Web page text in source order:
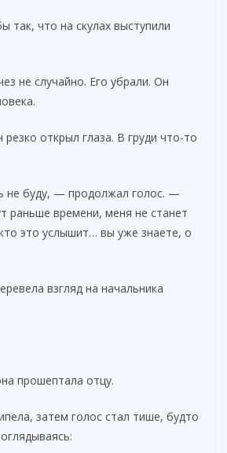
так, что на скулах выступили
не случайно. Его убрали. Он
открыл глаза. В груди что-то
не буду, — продолжал голос. —
раньше времени, меня не станет
это услышит… вы уже знаете, о
взгляд на начальника
прошептала отцу.
затем голос стал тише, будто